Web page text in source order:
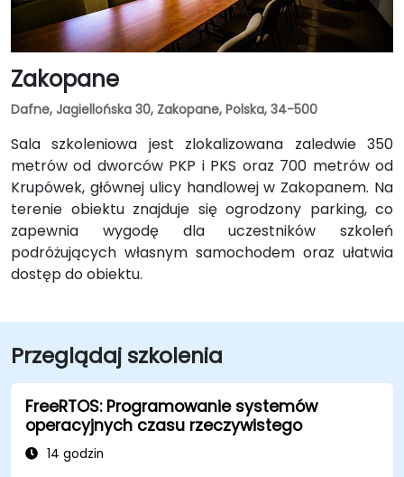
Zakopane
Dafne, Jagiellońska 30, Zakopane, Polska, 34-500
Sala szkoleniowa jest zlokalizowana zaledwie 350
metrów od dworców PKP i PKS oraz 700 metrów od
Krupówek, głównej ulicy handlowej w Zakopanem. Na
terenie obiektu znajduje się ogrodzony parking, co
zapewnia wygodę dla uczestników szkoleń
podróżujących własnym samochodem oraz ułatwia
dostęp do obiektu.
Przeglądaj szkolenia
FreeRTOS: Programowanie systemów
operacyjnych czasu rzeczywistego
14 godzin